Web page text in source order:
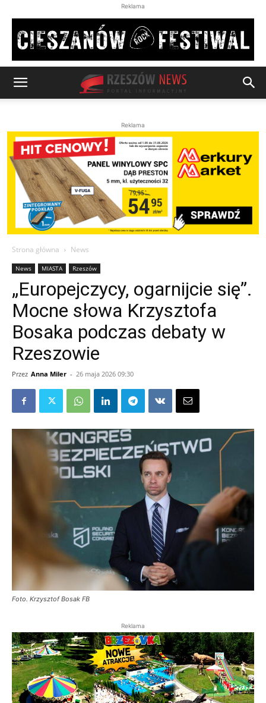
Reklama
Reklama
Strona główna News
News MIASTA Rzeszów
„Europejczycy, ogarnijcie się”.
Mocne słowa Krzysztofa
Bosaka podczas debaty w
Rzeszowie
Przez Anna Miler - 26 maja 2026 09:30
Foto. Krzysztof Bosak FB
Reklama